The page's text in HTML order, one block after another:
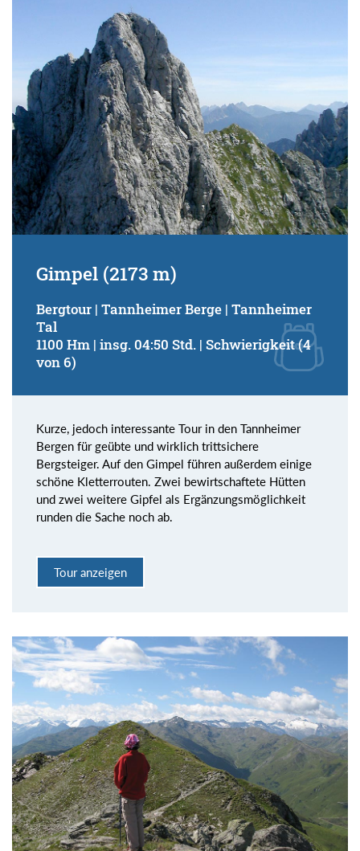
Gimpel (2173 m)
Bergtour | Tannheimer Berge | Tannheimer
Tal
1100 Hm | insg. 04:50 Std. | Schwierigkeit (4
von 6)
Kurze, jedoch interessante Tour in den Tannheimer
Bergen für geübte und wirklich trittsichere
Bergsteiger. Auf den Gimpel führen außerdem einige
schöne Kletterrouten. Zwei bewirtschaftete Hütten
und zwei weitere Gipfel als Ergänzungsmöglichkeit
runden die Sache noch ab.
Tour anzeigen